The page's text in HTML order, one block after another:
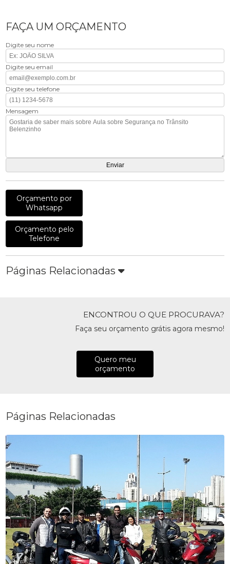
FAÇA UM ORÇAMENTO
Digite seu nome
Digite seu email
Digite seu telefone
Mensagem
Orçamento por
Whatsapp
Orçamento pelo
Telefone
Páginas Relacionadas
ENCONTROU O QUE PROCURAVA?
Faça seu orçamento grátis agora mesmo!
Quero meu
orçamento
Páginas Relacionadas